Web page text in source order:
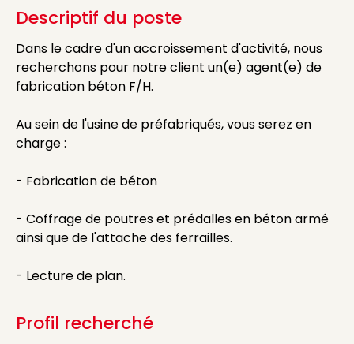
Descriptif du poste
Dans le cadre d'un accroissement d'activité, nous
recherchons pour notre client un(e) agent(e) de
fabrication béton F/H.
Au sein de l'usine de préfabriqués, vous serez en
charge :
- Fabrication de béton
- Coffrage de poutres et prédalles en béton armé
ainsi que de l'attache des ferrailles.
- Lecture de plan.
Profil recherché